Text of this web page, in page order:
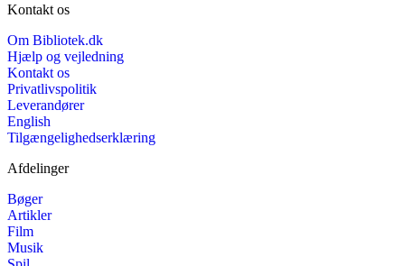
Kontakt os
Om Bibliotek.dk
Hjælp og vejledning
Kontakt os
Privatlivspolitik
Leverandører
English
Tilgængelighedserklæring
Afdelinger
Bøger
Artikler
Film
Musik